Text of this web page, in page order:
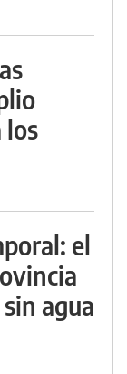
los
el
agua